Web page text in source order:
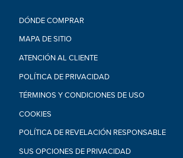
DÓNDE COMPRAR
MAPA DE SITIO
ATENCIÓN AL CLIENTE
POLÍTICA DE PRIVACIDAD
TÉRMINOS Y CONDICIONES DE USO
COOKIES
POLÍTICA DE REVELACIÓN RESPONSABLE
SUS OPCIONES DE PRIVACIDAD